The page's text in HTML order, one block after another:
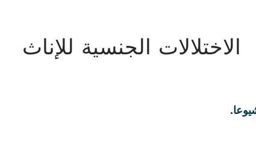
الاختلالات الجنسية للإناث